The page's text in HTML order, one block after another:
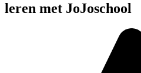
leren met JoJoschool